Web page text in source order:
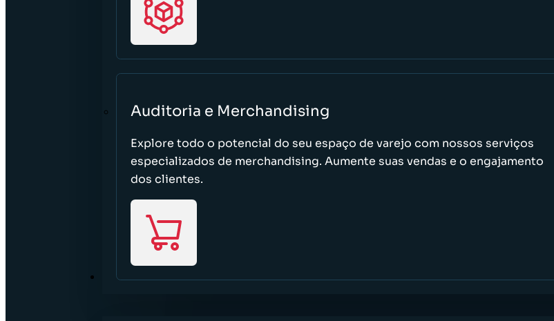
Auditoria e Merchandising
Explore todo o potencial do seu espaço de varejo com nossos serviços
especializados de merchandising. Aumente suas vendas e o engajamento
dos clientes.
SETOR